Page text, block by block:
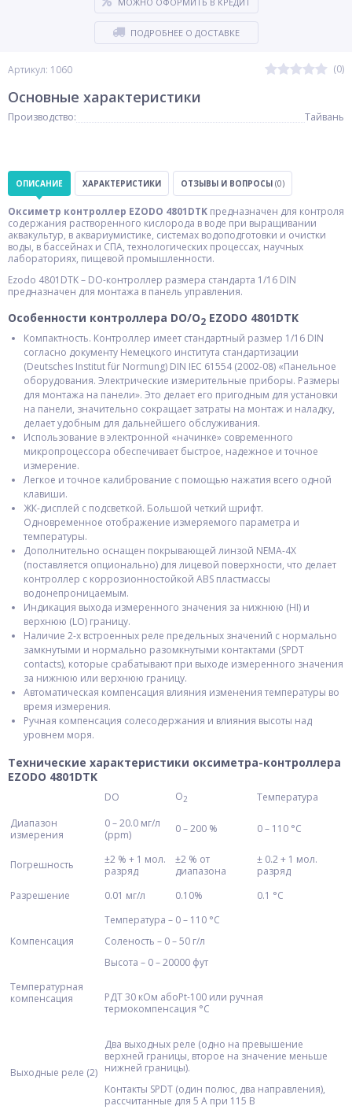
Артикул: 1060 (0)
ПОДРОБНЕЕ О ДОСТАВКЕ
Основные характеристики
Производство: Тайвань
ОПИСАНИЕ ХАРАКТЕРИСТИКИ ОТЗЫВЫ И ВОПРОСЫ (0)
Оксиметр контроллер EZODO 4801DTK предназначен для контроля
содержания растворенного кислорода в воде при выращивании
аквакультур, в аквариумистике, системах водоподготовки и очистки
воды, в бассейнах и СПА, технологических процессах, научных
лабораториях, пищевой промышленности.
Ezodo 4801DTK – DO-контроллер размера стандарта 1/16 DIN
предназначен для монтажа в панель управления.
Особенности контроллера DO/O2 EZODO 4801DTK
Компактность. Контроллер имеет стандартный размер 1/16 DIN
согласно документу Немецкого института стандартизации
(Deutsches Institut für Normung) DIN IEC 61554 (2002-08) «Панельное
оборудования. Электрические измерительные приборы. Размеры
для монтажа на панели». Это делает его пригодным для установки
на панели, значительно сокращает затраты на монтаж и наладку,
делает удобным для дальнейшего обслуживания.
Использование в электронной «начинке» современного
микропроцессора обеспечивает быстрое, надежное и точное
измерение.
Легкое и точное калибрование с помощью нажатия всего одной
клавиши.
ЖК-дисплей с подсветкой. Большой четкий шрифт.
Одновременное отображение измеряемого параметра и
температуры.
Дополнительно оснащен покрывающей линзой NEMA-4X
(поставляется опционально) для лицевой поверхности, что делает
контроллер с коррозионностойкой ABS пластмассы
водонепроницаемым.
Индикация выхода измеренного значения за нижнюю (HI) и
верхнюю (LO) границу.
Наличие 2-х встроенных реле предельных значений с нормально
замкнутыми и нормально разомкнутыми контактами (SPDT
contacts), которые срабатывают при выходе измеренного значения
за нижнюю или верхнюю границу.
Автоматическая компенсация влияния изменения температуры во
время измерения.
Ручная компенсация солесодержания и влияния высоты над
уровнем моря.
Технические характеристики оксиметра-контроллера
EZODO 4801DTK
DO O2
Температура
Диапазон
измерения
0 – 20.0 мг/л
(ppm)
0 – 200 % 0 – 110 °С
Погрешность
±2 % + 1 мол.
разряд
±2 % от
диапазона
± 0.2 + 1 мол.
разряд
Разрешение
0.01 мг/л 0.10% 0.1 °С
Компенсация
Температура – 0 – 110 °С
Соленость – 0 – 50 г/л
Высота – 0 – 20000 фут
Температурная
компенсация
РДТ 30 кОм абоPt-100 или ручная
термокомпенсация °C
Выходные реле (2)
Два выходных реле (одно на превышение
верхней границы, второе на значение меньше
нижней границы).
Контакты SPDT (один полюс, два направления),
рассчитанные для 5 A при 115 В